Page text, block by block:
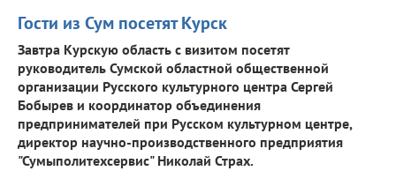
Гости из Сум посетят Курск
Завтра Курскую область с визитом посетят
руководитель Сумской областной общественной
организации Русского культурного центра Сергей
Бобырев и координатор объединения
предпринимателей при Русском культурном центре,
директор научно-производственного предприятия
"Сумыполитехсервис" Николай Страх.